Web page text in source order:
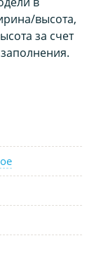
высота,
за счет